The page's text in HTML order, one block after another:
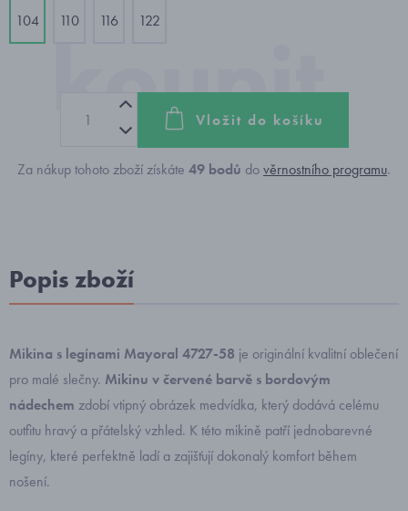
104 110 116 122
Vložit do košíku
Za nákup tohoto zboží získáte 49 bodů dověrnostního programu.
Popis zboží
Mikina s legínami Mayoral 4727-58 je originální kvalitní oblečení
pro malé slečny. Mikinu v červené barvě s bordovým
nádechem zdobí vtipný obrázek medvídka, který dodává celému
outfitu hravý a přátelský vzhled. K této mikině patří jednobarevné
legíny, které perfektně ladí a zajišťují dokonalý komfort během
nošení.